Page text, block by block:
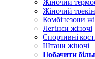
Жіночий
Жіночий
Комбінезони
Легінси жіночі
Спортивні
Штани жіночі
Побачити